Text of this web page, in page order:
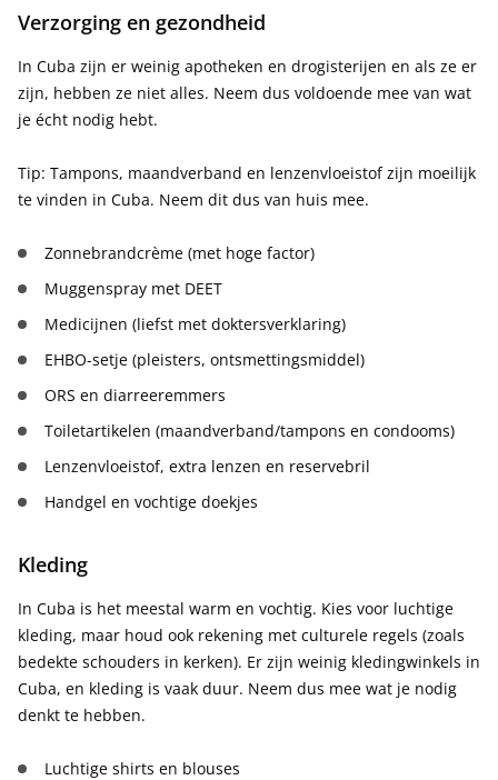
Verzorging en gezondheid
In Cuba zijn er weinig apotheken en drogisterijen en als ze er
zijn, hebben ze niet alles. Neem dus voldoende mee van wat
je écht nodig hebt.
Tip: Tampons, maandverband en lenzenvloeistof zijn moeilijk
te vinden in Cuba. Neem dit dus van huis mee.
Zonnebrandcrème (met hoge factor)
Muggenspray met DEET
Medicijnen (liefst met doktersverklaring)
EHBO-setje (pleisters, ontsmettingsmiddel)
ORS en diarreeremmers
Toiletartikelen (maandverband/tampons en condooms)
Lenzenvloeistof, extra lenzen en reservebril
Handgel en vochtige doekjes
Kleding
In Cuba is het meestal warm en vochtig. Kies voor luchtige
kleding, maar houd ook rekening met culturele regels (zoals
bedekte schouders in kerken). Er zijn weinig kledingwinkels in
Cuba, en kleding is vaak duur. Neem dus mee wat je nodig
denkt te hebben.
Luchtige shirts en blouses